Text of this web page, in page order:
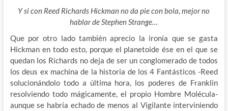
Y si con Reed Richards Hickman no da pie con bola, mejor no
hablar de Stephen Strange…
Que por otro lado también aprecio la ironía que se gasta
Hickman en todo esto, porque el planetoide ése en el que se
quedan los Richards no deja de ser un conglomerado de todos
los deus ex machina de la historia de los 4 Fantásticos -Reed
solucionándolo todo a última hora, los poderes de Franklin
resolviendo todo mágicamente, el propio Hombre Molécula-
aunque se habría echado de menos al Vigilante interviniendo